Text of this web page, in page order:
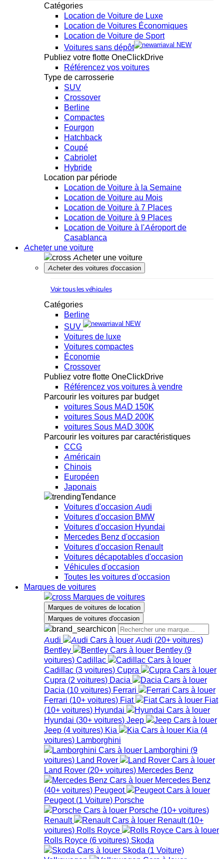
Catégories
Location de Voiture de Luxe
Location de Voitures Économiques
Location de Voiture de Sport
Voitures sans dépôt
NEW
Publiez votre flotte OneClickDrive
Référencez vos voitures
Type de carrosserie
SUV
Crossover
Berline
Compactes
Fourgon
Hatchback
Coupé
Cabriolet
Hybride
Location par période
Location de Voiture à la Semaine
Location de Voiture au Mois
Location de Voiture à 7 Places
Location de Voiture à 9 Places
Location de Voiture à l'Aéroport de
Casablanca
Acheter une voiture
Acheter une voiture
Acheter des voitures d'occasion
Voir tous les véhicules
Catégories
Berline
SUV
NEW
Voitures de luxe
Voitures compactes
Économie
Crossover
Publiez votre flotte OneClickDrive
Référencez vos voitures à vendre
Parcourir les voitures par budget
voitures Sous MAD 150K
voitures Sous MAD 200K
voitures Sous MAD 300K
Parcourir les voitures par caractéristiques
CCG
Américain
Chinois
Européen
Japonais
Tendance
Voitures d'occasion Audi
Voitures d'occasion BMW
Voitures d'occasion Hyundai
Mercedes Benz d'occasion
Voitures d'occasion Renault
Voitures décapotables d'occasion
Véhicules d'occasion
Toutes les voitures d'occasion
Marques de voitures
Marques de voitures
Marques de voitures de location
Marques de voitures d'occasion
Audi Audi (20+ voitures)
Bentley
Bentley (9
voitures) Cadillac
Cadillac (3 voitures) Cupra
Cupra (2 voitures) Dacia
Dacia (10 voitures) Ferrari
Ferrari (10+ voitures) Fiat
Fiat
(10+ voitures) Hyundai
Hyundai (30+ voitures) Jeep
Jeep (4 voitures) Kia Kia (4
voitures) Lamborghini
Lamborghini (9
voitures) Land Rover
Land Rover (20+ voitures) Mercedes Benz
Mercedes Benz
(40+ voitures) Peugeot
Peugeot (1 Voiture) Porsche
Porsche (10+ voitures)
Renault
Renault (10+
voitures) Rolls Royce
Rolls Royce (6 voitures) Skoda
Skoda (1 Voiture)